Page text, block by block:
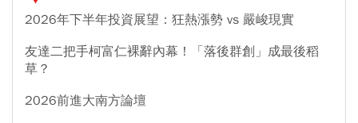
2026年下半年投資展望：狂熱漲勢 vs 嚴峻現實
友達二把手柯富仁裸辭內幕！「落後群創」成最後稻
草？
2026前進大南方論壇